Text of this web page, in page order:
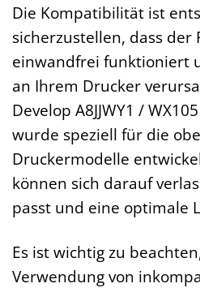
Die Kompatibilität ist
sicherzustellen, dass
einwandfrei funktioniert
an Ihrem Drucker
Develop A8JJWY1 /
wurde speziell für die
Druckermodelle
können sich darauf
passt und eine optimale
Es ist wichtig zu
Verwendung von